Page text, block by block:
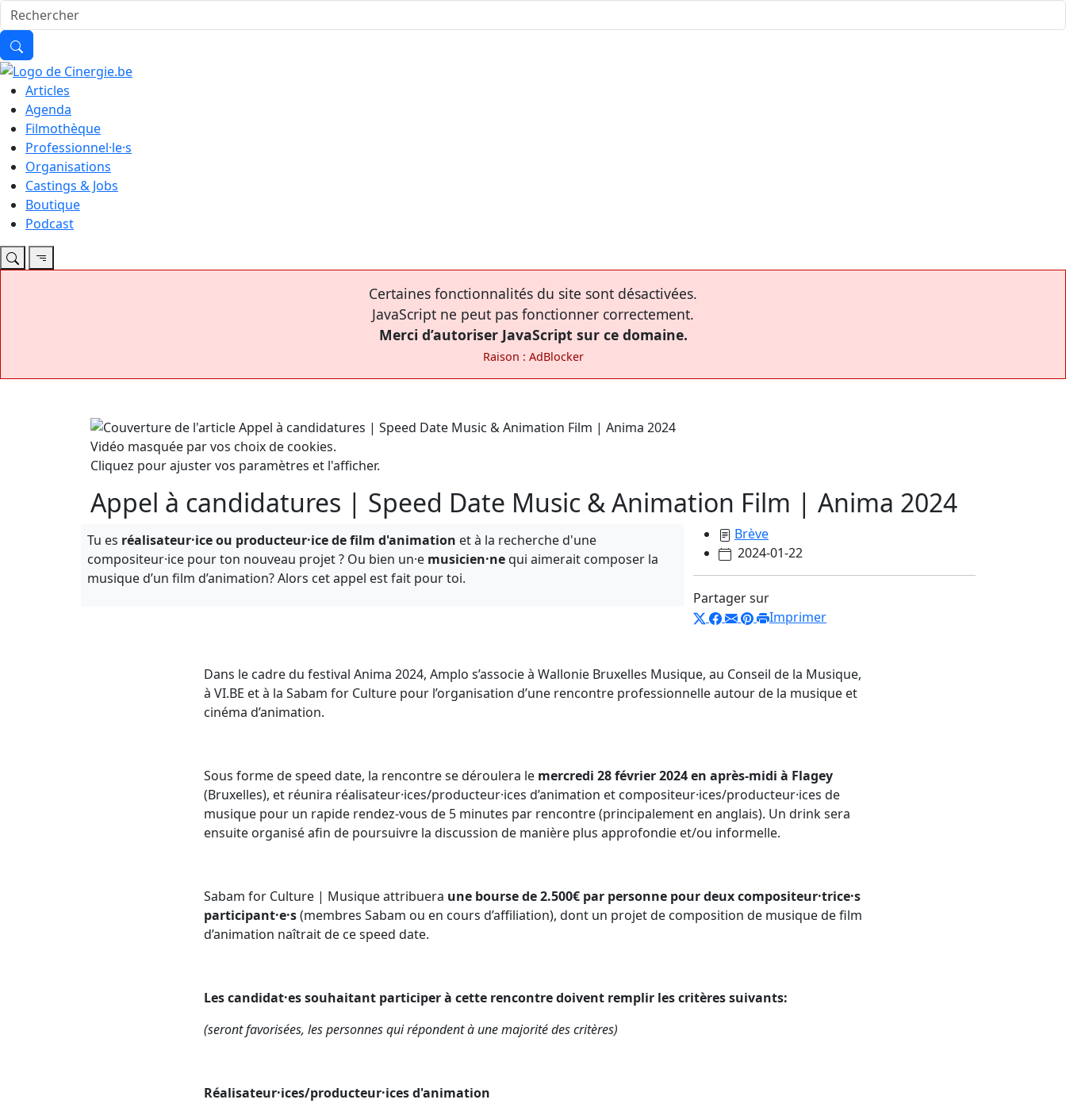
Articles
Agenda
Filmothèque
Professionnel·le·s
Organisations
Castings & Jobs
Boutique
Podcast
Certaines fonctionnalités du site sont désactivées.
JavaScript ne peut pas fonctionner correctement.
Merci d’autoriser JavaScript sur ce domaine.
Raison : AdBlocker
Vidéo masquée par vos choix de cookies.
Cliquez pour ajuster vos paramètres et l'afficher.
Appel à candidatures | Speed Date Music & Animation Film | Anima 2024
Tu es réalisateur·ice ou producteur·ice de film d'animation et à la recherche d'une
compositeur·ice pour ton nouveau projet ? Ou bien un·e musicien·nequi aimerait composer la
musique d’un film d’animation? Alors cet appel est fait pour toi.
Brève
2024-01-22
Partager sur
Imprimer
Dans le cadre du festival Anima 2024, Amplo s’associe à Wallonie Bruxelles Musique, au Conseil de la Musique,
à VI.BE et à la Sabam for Culture pour l’organisation d’une rencontre professionnelle autour de la musique et
cinéma d’animation.
Sous forme de speed date, la rencontre se déroulera le mercredi 28 février 2024 en après-midi à Flagey
(Bruxelles), et réunira réalisateur·ices/producteur·ices d’animation et compositeur·ices/producteur·ices de
musique pour un rapide rendez-vous de 5 minutes par rencontre (principalement en anglais). Un drink sera
ensuite organisé afin de poursuivre la discussion de manière plus approfondie et/ou informelle.
Sabam for Culture | Musique attribuera une bourse de 2.500€ par personne pour deux compositeur·trice·s
participant·e·s(membres Sabam ou en cours d’affiliation), dont un projet de composition de musique de film
d’animation naîtrait de ce speed date.
Les candidat·es souhaitant participer à cette rencontre doivent remplir les critères suivants:
(seront favorisées, les personnes qui répondent à une majorité des critères)
Réalisateur·ices/producteur·ices d'animation